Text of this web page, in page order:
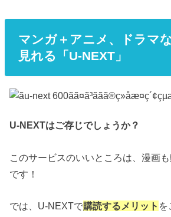
マンガ＋アニメ、ドラマ
見れる「U-NEXT」
U-NEXTはご存じでしょうか？
このサービスのいいところは、漫画
です！
では、U-NEXTで購読するメリット を